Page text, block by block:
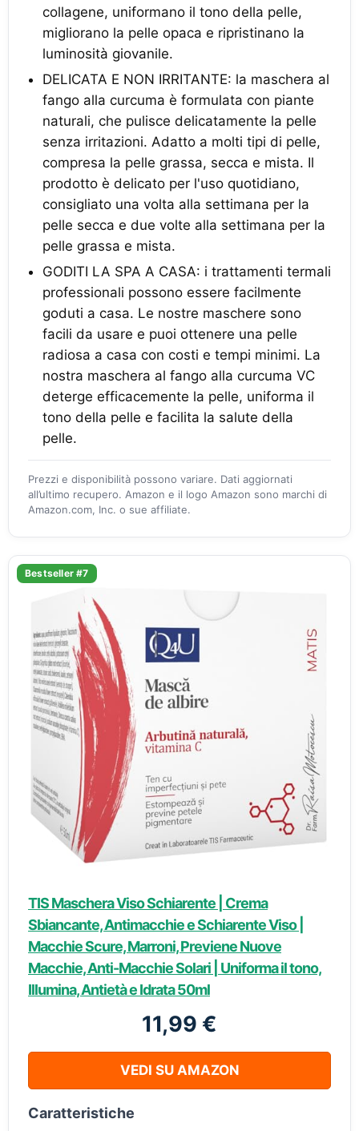
collagene, uniformano il tono della pelle,
migliorano la pelle opaca e ripristinano la
luminosità giovanile.
DELICATA E NON IRRITANTE: la maschera al
fango alla curcuma è formulata con piante
naturali, che pulisce delicatamente la pelle
senza irritazioni. Adatto a molti tipi di pelle,
compresa la pelle grassa, secca e mista. Il
prodotto è delicato per l'uso quotidiano,
consigliato una volta alla settimana per la
pelle secca e due volte alla settimana per la
pelle grassa e mista.
GODITI LA SPA A CASA: i trattamenti termali
professionali possono essere facilmente
goduti a casa. Le nostre maschere sono
facili da usare e puoi ottenere una pelle
radiosa a casa con costi e tempi minimi. La
nostra maschera al fango alla curcuma VC
deterge efficacemente la pelle, uniforma il
tono della pelle e facilita la salute della
pelle.
Prezzi e disponibilità possono variare. Dati aggiornati
all’ultimo recupero. Amazon e il logo Amazon sono marchi di
Amazon.com, Inc. o sue affiliate.
Bestseller #7
TIS Maschera Viso Schiarente | Crema
Sbiancante, Antimacchie e Schiarente Viso |
Macchie Scure, Marroni, Previene Nuove
Macchie, Anti-Macchie Solari | Uniforma il tono,
Illumina, Antietà e Idrata 50ml
11,99 €
VEDI SU AMAZON
Caratteristiche